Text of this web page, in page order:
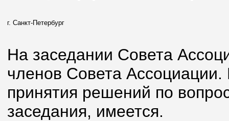
г. Санкт-Петербург
На заседании Совета
членов Совета
принятия решений по
заседания, имеется.